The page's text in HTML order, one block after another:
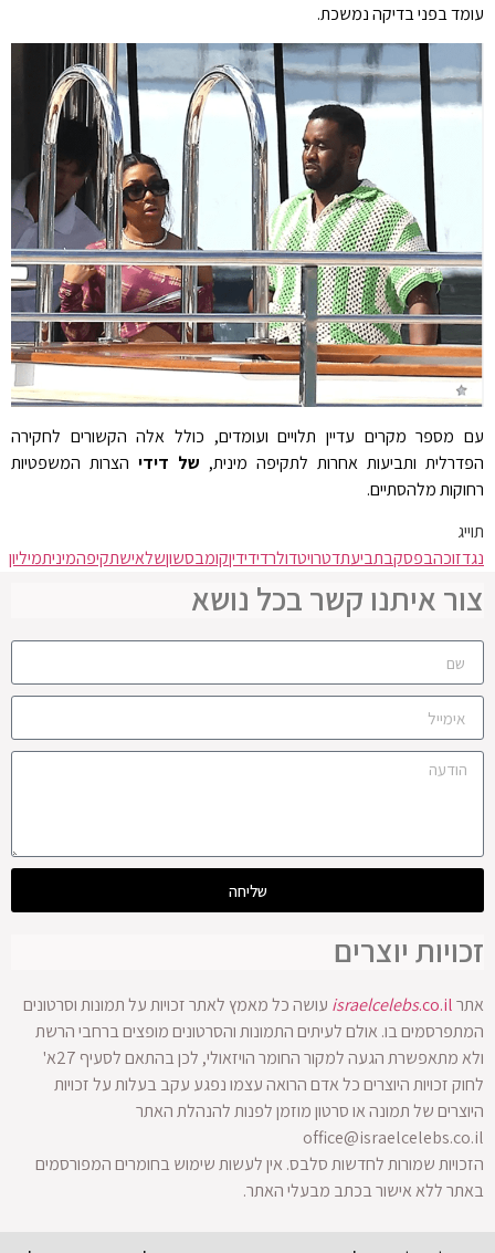
עומד בפני בדיקה נמשכת.
עם מספר מקרים עדיין תלויים ועומדים, כולל אלה הקשורים לחקירה
הפדרלית ותביעות אחרות לתקיפה מינית, של דידי הצרות המשפטיות
רחוקות מלהסתיים.
תוייג
נגדזוכהבפסקבתביעתדטרויטדולרדידידיןקומבסשוןשלאישתקיפהמיניתמיליון
צור איתנו קשר בכל נושא
שליחה
זכויות יוצרים
אתר israelcelebs.co.il
עושה כל מאמץ לאתר זכויות על תמונות וסרטונים
המתפרסמים בו. אולם לעיתים התמונות והסרטונים מופצים ברחבי הרשת
ולא מתאפשרת הגעה למקור החומר הויזאולי, לכן בהתאם לסעיף 27א'
לחוק זכויות היוצרים כל אדם הרואה עצמו נפגע עקב בעלות על זכויות
היוצרים של תמונה או סרטון מוזמן לפנות להנהלת האתר
office@israelcelebs.co.il
הזכויות שמורות לחדשות סלבס. אין לעשות שימוש בחומרים המפורסמים
באתר ללא אישור בכתב מבעלי האתר.